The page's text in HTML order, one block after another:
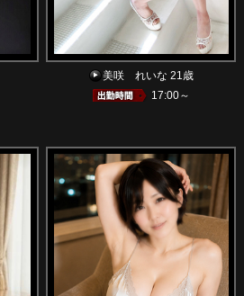
美咲 れいな 21歳
17:00～